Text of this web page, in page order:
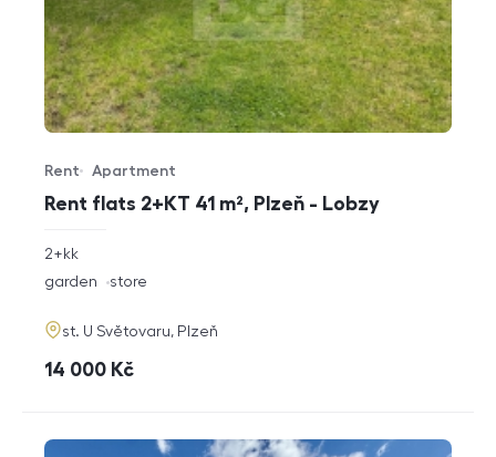
Rent flats 2+KT 41 m², Plzeň - Lobzy
Offer type
Rent
Property type
Apartment
rozměry
2+kk
funkce
garden store
adresa
st. U Světovaru, Plzeň
cena
14 000 Kč